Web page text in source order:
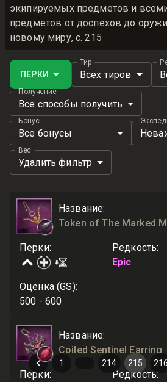
экипируемых предметов и
предметов от доспехов до
новому миру, с. 215
ПЕРКИ
Тир
Всех тиров
Получение
Все способы получить
Бонус
Все бонусы
Вес
Удалить фильтр
Название:
Token of The Marked
Перки: Редкость:
Epic
Оценка (GS):
500 - 600
Название:
Coiled Sentinel Earring
Перки: Редкость:
1 214 215 216